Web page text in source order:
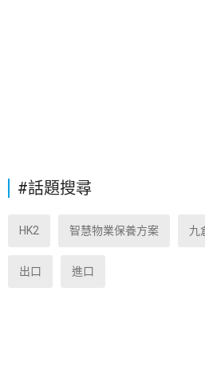
#話題搜尋
HK2 智慧物業保養方案 九
出口 進口